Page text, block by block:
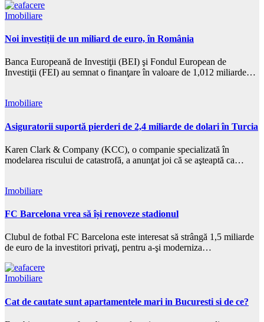
Imobiliare
Noi investiții de un miliard de euro, în România
Banca Europeană de Investiţii (BEI) şi Fondul European de
Investiţii (FEI) au semnat o finanţare în valoare de 1,012 miliarde…
Imobiliare
Asiguratorii suportă pierderi de 2,4 miliarde de dolari în Turcia
Karen Clark & Company (KCC), o companie specializată în
modelarea riscului de catastrofă, a anunţat joi că se aşteaptă ca…
Imobiliare
FC Barcelona vrea să își renoveze stadionul
Clubul de fotbal FC Barcelona este interesat să strângă 1,5 miliarde
de euro de la investitori privaţi, pentru a-şi moderniza…
Imobiliare
Cat de cautate sunt apartamentele mari in Bucuresti si de ce?